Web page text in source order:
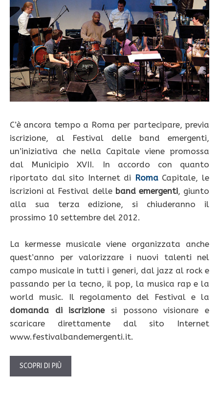
C’è ancora tempo a Roma per partecipare, previa
iscrizione, al Festival delle band emergenti,
un’iniziativa che nella Capitale viene promossa
dal Municipio XVII. In accordo con quanto
riportato dal sito Internet di RomaCapitale, le
iscrizioni al Festival delle band emergenti, giunto
alla sua terza edizione, si chiuderanno il
prossimo 10 settembre del 2012.
La kermesse musicale viene organizzata anche
quest’anno per valorizzare i nuovi talenti nel
campo musicale in tutti i generi, dal jazz al rock e
passando per la tecno, il pop, la musica rap e la
world music. Il regolamento del Festival e la
domanda di iscrizionesi possono visionare e
scaricare direttamente dal sito Internet
www.festivalbandemergenti.it.
SCOPRI DI PIÙ